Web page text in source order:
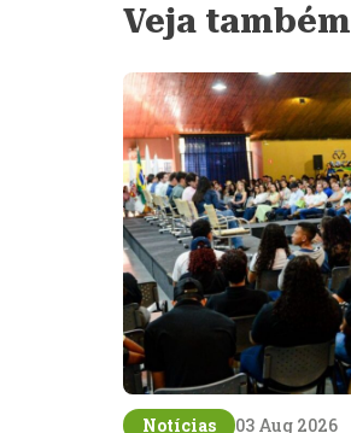
Veja também
Notícias 03 Aug 2026